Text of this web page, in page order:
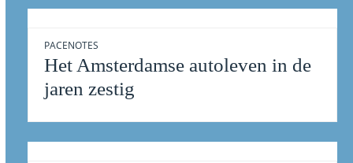
Het Amsterdamse autoleven in de
jaren zestig
PACENOTES